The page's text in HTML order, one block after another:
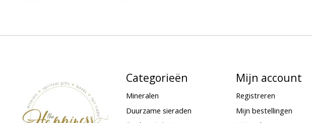
Categorieën
Mineralen
Duurzame sieraden
Mijn account
Registreren
Mijn bestellingen